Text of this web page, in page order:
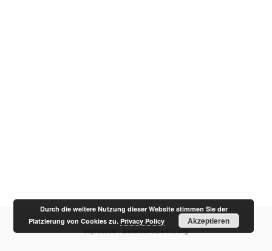
Datenschutzerklärung
Durch die weitere Nutzung dieser Website stimmen Sie der
Platzierung von Cookies zu. Privacy Policy Akzeptieren